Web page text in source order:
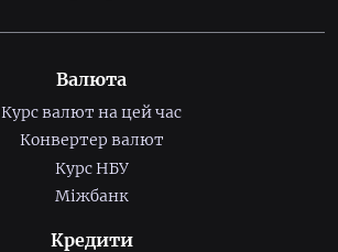
Валюта
Курс валют на цей час
Конвертер валют
Курс НБУ
Міжбанк
Кредити